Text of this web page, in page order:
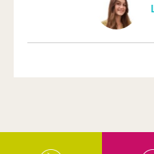
Léa Fichepoil